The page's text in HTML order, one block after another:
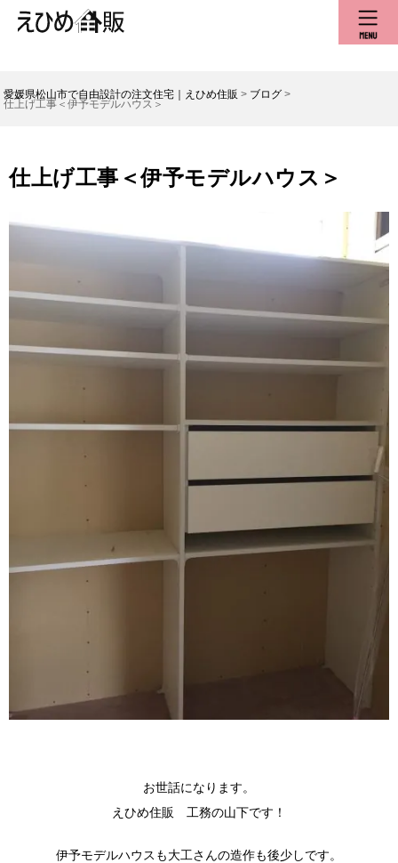
愛媛県松山市で自由設計の注文住宅｜えひめ住販 > ブログ >
仕上げ工事＜伊予モデルハウス＞
仕上げ工事＜伊予モデルハウス＞
お世話になります。
えひめ住販 工務の山下です！
伊予モデルハウスも大工さんの造作も後少しです。